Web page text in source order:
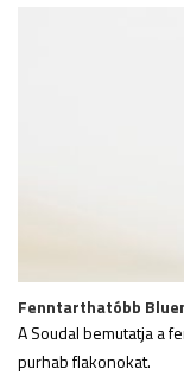
Fenntarthatóbb
A Soudal bemutatja a
purhab flakonokat.